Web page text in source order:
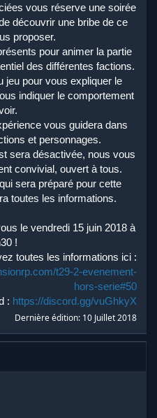
vous réserve une soirée
découvrir une bribe de ce
proposer.
pour animer la partie
des différentes factions.
jeu pour vous expliquer le
indiquer le comportement
vous guidera dans
et personnages.
sera désactivée, nous vous
convivial, ouvert à tous.
sera préparé pour cette
toutes les informations.
le vendredi 15 juin 2018 à
!
toutes les informations ici :
t29-2-evenement-
hors-serie#50
: https://discord.gg/vuGhkyX
Dernière édition: 10 Juillet 2018